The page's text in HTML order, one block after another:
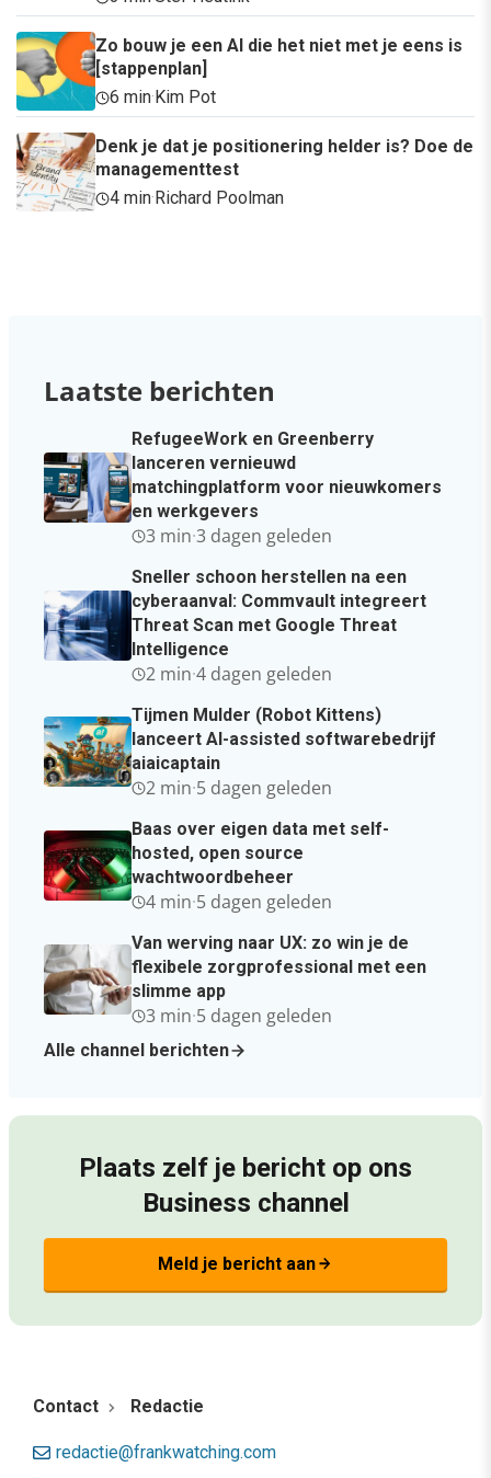
Zo bouw je een AI die het niet met je eens is
[stappenplan]
6 min·Kim Pot
Denk je dat je positionering helder is? Doe de
managementtest
4 min·Richard Poolman
Laatste berichten
RefugeeWork en Greenberry
lanceren vernieuwd
matchingplatform voor nieuwkomers
en werkgevers
3 min·3 dagen geleden
Sneller schoon herstellen na een
cyberaanval: Commvault integreert
Threat Scan met Google Threat
Intelligence
2 min·4 dagen geleden
Tijmen Mulder (Robot Kittens)
lanceert AI-assisted softwarebedrijf
aiaicaptain
2 min·5 dagen geleden
Baas over eigen data met self-
hosted, open source
wachtwoordbeheer
4 min·5 dagen geleden
Van werving naar UX: zo win je de
flexibele zorgprofessional met een
slimme app
3 min·5 dagen geleden
Alle channel berichten
Plaats zelf je bericht op ons
Business channel
Meld je bericht aanarrow_forward
Contact Redactie
redactie@frankwatching.com